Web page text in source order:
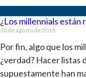
¿Los millennials están
10 de agosto de 2018
Por fin, algo que los
¿verdad? Hacer listas
supuestamente han